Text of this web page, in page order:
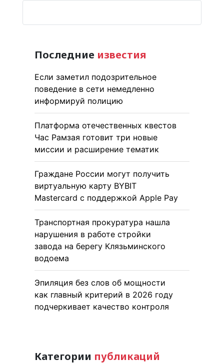
Последние известия
Если заметил подозрительное
поведение в сети немедленно
информируй полицию
Платформа отечественных квестов
Час Рамзая готовит три новые
миссии и расширение тематик
Граждане России могут получить
виртуальную карту BYBIT
Mastercard с поддержкой Apple Pay
Транспортная прокуратура нашла
нарушения в работе стройки
завода на берегу Клязьминского
водоема
Эпиляция без слов об мощности
как главный критерий в 2026 году
подчеркивает качество контроля
Категории публикаций